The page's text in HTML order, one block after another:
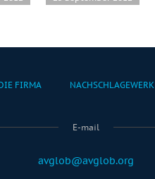
FIRMA NACHSCHLAGEWERK
E-mail
avglob@avglob.org